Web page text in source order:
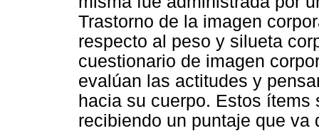
Trastorno de la imagen
respecto al peso y silueta
cuestionario de imagen
evalúan las actitudes y
hacia su cuerpo. Estos
recibiendo un puntaje que va